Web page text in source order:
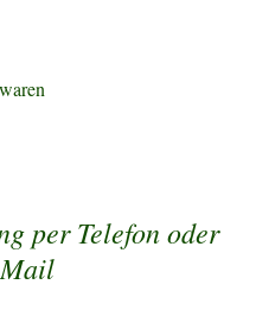
per Telefon oder